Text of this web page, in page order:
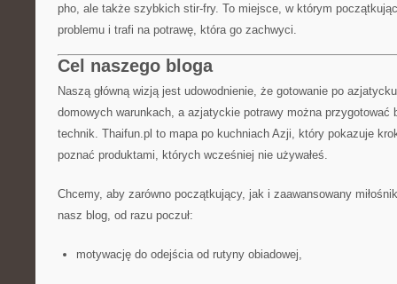
pho, ale także szybkich stir-fry. To miejsce, w którym
problemu i trafi na potrawę, która go zachwyci.
Cel naszego bloga
Naszą główną wizją jest udowodnienie, że gotowanie po
domowych warunkach, a azjatyckie potrawy można przygotować
technik. Thaifun.pl to mapa po kuchniach Azji, który pokazuje
poznać produktami, których wcześniej nie używałeś.
Chcemy, aby zarówno początkujący, jak i zaawansowany
nasz blog, od razu poczuł:
motywację do odejścia od rutyny obiadowej,